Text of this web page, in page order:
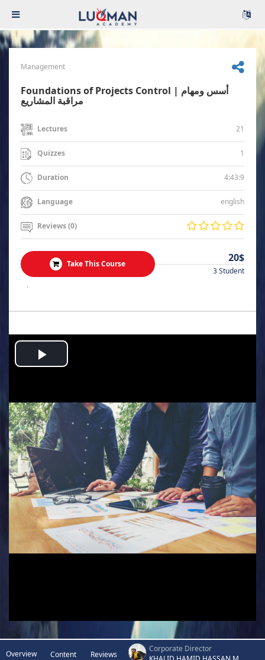
Management
Foundations of Projects Control | أسس ومهام
مراقبة المشاريع
Lectures 21
Quizzes 1
Duration 4:43:9
Language english
Reviews (0)
Take This Course 20$
3 Student
.
Play
Overview Content Reviews
Corporate Director